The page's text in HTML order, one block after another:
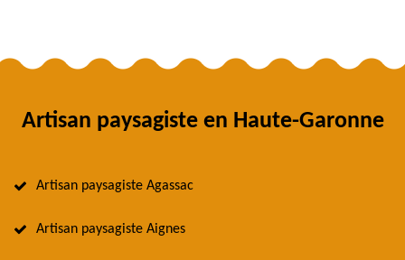
Artisan paysagiste en Haute-Garonne
Artisan paysagiste Agassac
Artisan paysagiste Aignes